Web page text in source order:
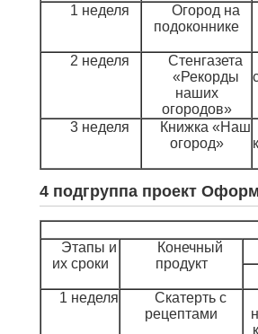
1 неделя
Огород на
подоконнике
2 неделя
Стенгазета
«Рекорды
наших
огородов»
3 неделя
Книжка «Наш
огород»
4 подгруппа проект
Этапы и
их сроки
Конечный
продукт
1 неделя
Скатерть с
рецептами